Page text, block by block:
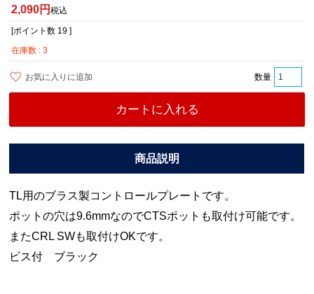
2,090 税込
[ポイント数 19 ]
在庫数
3
お気に入りに追加
カートに入れる
TL用のブラス製コントロールプレートです。
ポットの穴は9.6mmなのでCTSポットも取付け可能です。
またCRL SWも取付けOKです。
ビス付 ブラック